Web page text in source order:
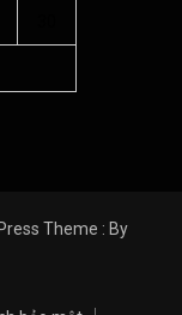
Theme : By